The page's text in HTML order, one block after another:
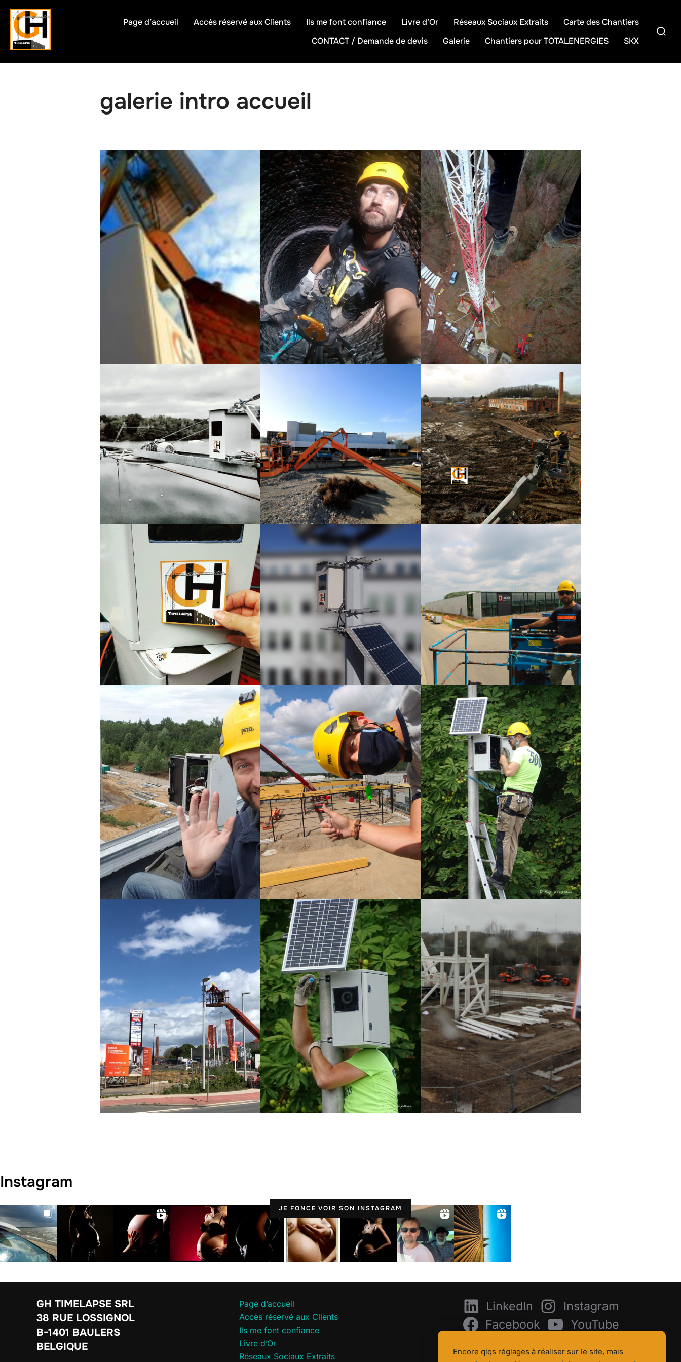
Aller
contenu
Page d’accueil Accès réservé aux Clients Ils me font confiance Livre d’Or Réseaux Sociaux Extraits
Carte des Chantiers
CONTACT / Demande de devis
Galerie Chantiers pour TOTALENERGIES SKX
galerie intro accueil
Instagram
JE FONCE VOIR SON INSTAGRAM
GH TIMELAPSE SRL
38 RUE LOSSIGNOL
B-1401 BAULERS
BELGIQUE
Page d’accueil
Accès réservé aux Clients
Ils me font confiance
Livre d’Or
Réseaux Sociaux Extraits
LinkedIn
Instagram
Facebook
YouTube
Encore qlqs réglages à réaliser sur le site, mais